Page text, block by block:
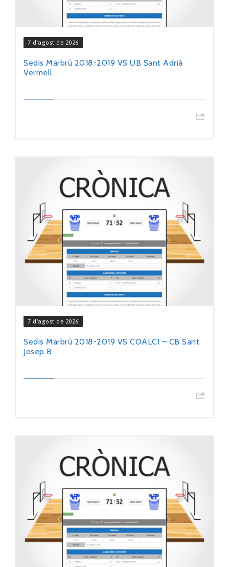
7 d'agost de 2026
Sedis Marbrú 2018-2019 VS UB Sant Adrià
Vermell
7 d'agost de 2026
Sedis Marbrú 2018-2019 VS COALCI – CB Sant
Josep B